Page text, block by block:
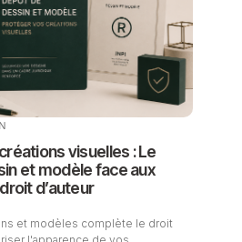
visuelles : Le
et modèle face aux
d’auteur
et modèles complète le droit